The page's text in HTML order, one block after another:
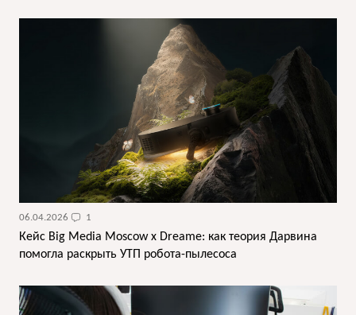
06.04.2026 1
Кейс Big Media Moscow x Dreame: как теория Дарвина
помогла раскрыть УТП робота-пылесоса